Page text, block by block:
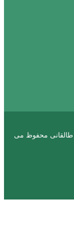
طالقانی محفوظ می